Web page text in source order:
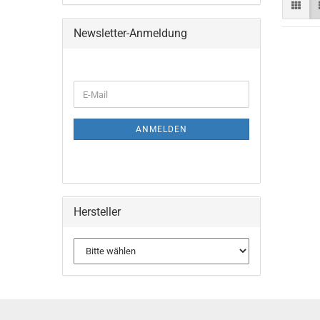
Newsletter-Anmeldung
ZUR
E-
Mail
ANMELDEN
Hersteller